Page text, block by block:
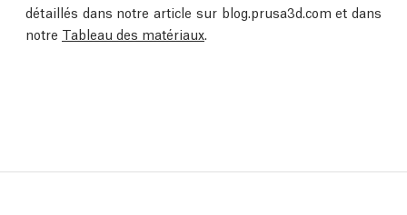
détaillés dans notre article sur blog.prusa3d.com et dans
notre Tableau des matériaux